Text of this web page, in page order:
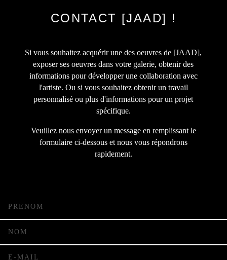
CONTACT [JAAD] !
Si vous souhaitez acquérir une des oeuvres de [JAAD],
exposer ses oeuvres dans votre galerie, obtenir des
informations pour développer une collaboration avec
l'artiste. Ou si vous souhaitez obtenir un travail
personnalisé ou plus d'informations pour un projet
spécifique.
Veuillez nous envoyer un message en remplissant le
formulaire ci-dessous et nous vous répondrons
rapidement.